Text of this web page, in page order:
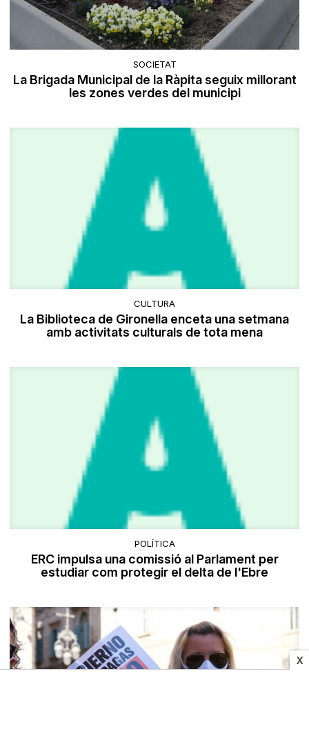
X
SOCIETAT
La Brigada Municipal de la Ràpita seguix millorant
les zones verdes del municipi
CULTURA
La Biblioteca de Gironella enceta una setmana
amb activitats culturals de tota mena
POLÍTICA
ERC impulsa una comissió al Parlament per
estudiar com protegir el delta de l'Ebre